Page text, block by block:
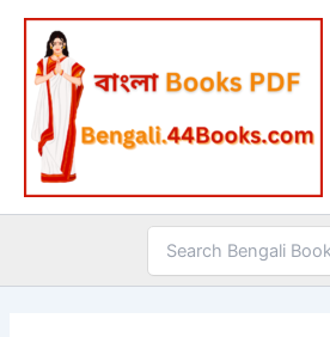
Skip
content
Search
for: